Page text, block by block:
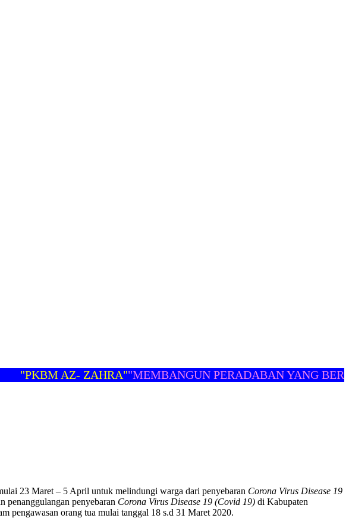
"PKBM AZ- ZAHRA""MEMBANGUN PERADABAN YANG
23 Maret – 5 April untuk melindungi warga dari penyebaran Corona Virus Disease 19
penanggulangan penyebaran Corona Virus Disease 19 (Covid 19) di Kabupaten
pengawasan orang tua mulai tanggal 18 s.d 31 Maret 2020.